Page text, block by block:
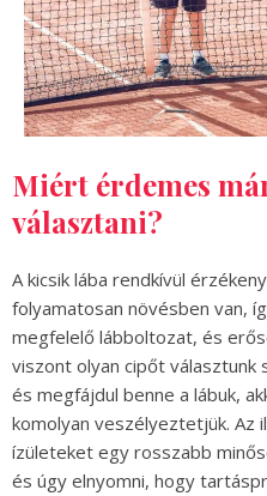
Miért érdemes
választani?
A kicsik lába rendkívül
folyamatosan növésben van,
megfelelő lábboltozat, és
viszont olyan cipőt választunk
és megfájdul benne a lábuk,
komolyan veszélyeztetjük. Az
ízületeket egy rosszabb
és úgy elnyomni, hogy